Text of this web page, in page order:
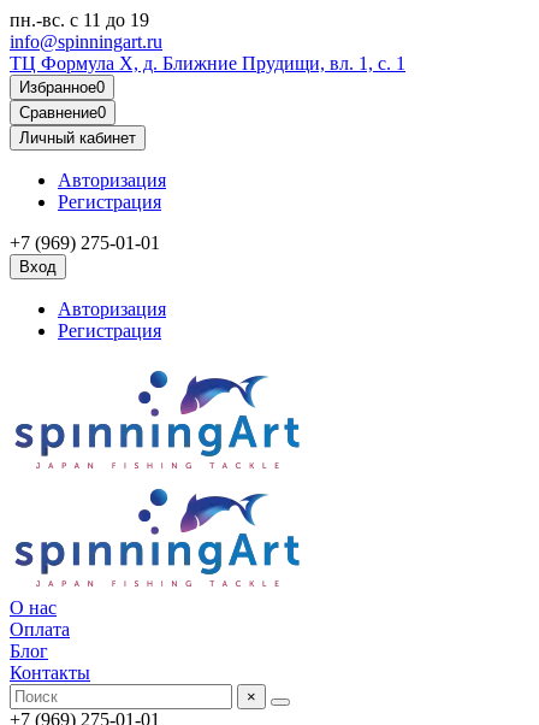
пн.-вс. с 11 до 19
info@spinningart.ru
ТЦ Формула X, д. Ближние Прудищи, вл. 1, с. 1
Избранное0
Сравнение0
Личный кабинет
Авторизация
Регистрация
+7 (969) 275-01-01
Вход
Авторизация
Регистрация
О нас
Оплата
Блог
Контакты
×
+7 (969) 275-01-01